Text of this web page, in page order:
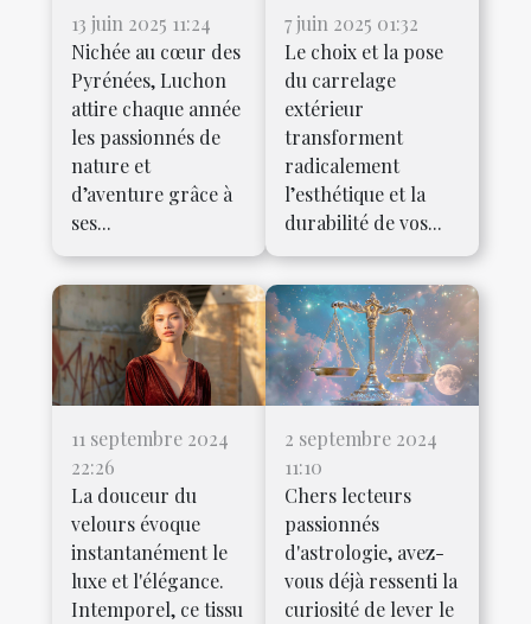
13 juin 2025 11:24
Nichée au cœur des
Pyrénées, Luchon
attire chaque année
les passionnés de
nature et
d’aventure grâce à
ses...
7 juin 2025 01:32
Le choix et la pose
du carrelage
extérieur
transforment
radicalement
l’esthétique et la
durabilité de vos...
11 septembre 2024
22:26
La douceur du
velours évoque
instantanément le
luxe et l'élégance.
Intemporel, ce tissu
2 septembre 2024
11:10
Chers lecteurs
passionnés
d'astrologie, avez-
vous déjà ressenti la
curiosité de lever le